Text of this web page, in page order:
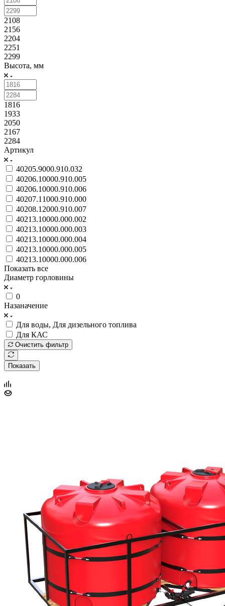
2108
2156
2204
2251
2299
Высота, мм
1816
1933
2050
2167
2284
Артикул
40205.9000.910.032
40206.10000.910.005
40206.10000.910.006
40207.11000.910.000
40208.12000.910.007
40213.10000.000.002
40213.10000.000.003
40213.10000.000.004
40213.10000.000.005
40213.10000.000.006
Показать все
Диаметр горловины
0
Назаначение
Для воды, Для дизельного топлива
Для КАС
Очистить фильтр
Показать